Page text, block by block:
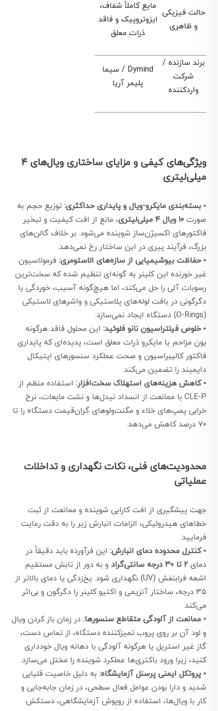
حالت فیزیکی
و ظاهری
مایع کاملاً شفاف،
ایزوتروپیک و فاقد
ذرات معلق
برند سازنده /
شرکت
واردکننده
Dymind / سیما
پلیمر آریا
ویژگی‌های کیفی و مزایای ساختاری ویال‌های ۴
میلی‌لیتری
• بسته‌بندی مایکرو-ویال و پایداری حداکثری: توزیع حجم به
صورت ۱۰ ویال ۴ میلی‌لیتری
، مانع از افت کیفیت و تبخیر
فاکتورهای اکسیژن‌ساز شوینده می‌شود. بر خلاف گالن‌های
بزرگ، فرآیند پیری در این ساختار رخ نمی‌دهد.
•حفاظت بیوشیمیایی از سازه‌های الاستومری: فرمولاسیون
غیر خورنده این کلینر به گونه‌ای تنظیم شده که سخت‌ترین
رسوبات آلی را حل می‌کند، اما هیچ‌گونه آسیب، خوردگی یا
دگرگونی در بافت لوله‌های پلاستیکی و واشرهای لاستیکی
(O-Rings) دستگاه ایجاد نمی‌سازد.
•خلوص فیلتراسیون نانو فلوئید: این محلول فاقد هرگونه
یون مزاحم یا مایکرو ذرات معلق است، پدیده‌ای که پایداری
فاکتور کالیبراسیون و صحت عملکرد سنسورهای اپتیکال
دایمیند را تضمین می‌کند.
•کاهش هزینه‌های استهلاک سخت‌افزار: استفاده منظم از
CLE-P با ممانعت از انسداد نیدل‌ها و نشت مایعات، نرخ
خرابی پمپ‌های خلاء و مگنت‌ولوهای گران‌قیمت دستگاه را تا
۷۰ درصد کاهش می‌دهد.
محدودیت‌های فنی، نکات نگهداری و تداخلات
عملیاتی
جهت پیشگیری از افت کارایی شوینده و ممانعت از ثبت
خطاهای هیدرولیکی، الزامات انبارش زیر را به دقت رعایت
فرمایید:
•کنترل محدوده دمای انبارش: این فرآورده باید دقیقاً در
دمای ۲ تا ۳۰ درجه سانتی‌گراد
و به دور از تابش مستقیم
اشعه فرابنفش (UV) نگهداری شود. یخ‌زدگی یا دمای بالاتر از
۳۵ درجه، ساختار آنزیمی و اکتیو کلینر را دگرگون و بی‌اثر
می‌کند.
• ممانعت از آلودگی متقاطع سنسورها: در زمان باز کردن ویال
و لود آن بر روی پروب تمیزکننده دستگاه، از تماس دست،
گاز غیر استریل یا هرگونه آلودگی با دهانه ویال خودداری
کنید، زیرا ورود باکتری‌ها عملکرد شوینده را مختل می‌سازد.
• پروتکل ایمنی پرسنل آزمایشگاه: به دلیل خاصیت قلیایی
شدید و دارا بودن عوامل فعال سطحی، در زمان جابه‌جایی و
کار با ویال‌ها، استفاده از روپوش آزمایشگاهی، دستکش